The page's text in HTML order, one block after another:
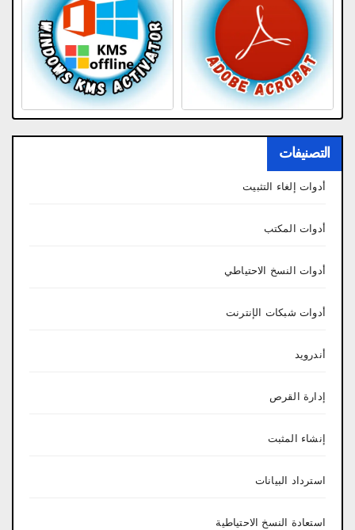
التصنيفات
أدوات إلغاء التثبيت
أدوات المكتب
أدوات النسخ الاحتياطي
أدوات شبكات الإنترنت
أندرويد
إدارة القرص
إنشاء المثبت
استرداد البيانات
استعادة النسخ الاحتياطية